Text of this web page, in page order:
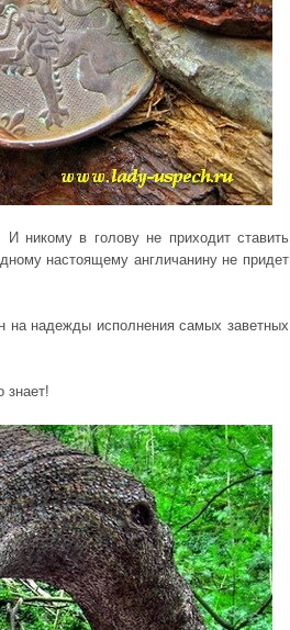
И никому в голову не приходит ставить
настоящему англичанину не придет
надежды исполнения самых заветных
знает!